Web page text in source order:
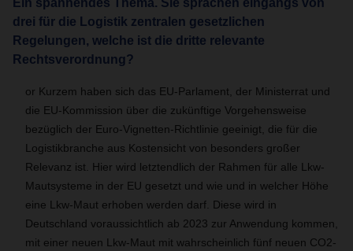
drei für die Logistik zentralen gesetzlichen
Regelungen, welche ist die dritte relevante
Rechtsverordnung?
or Kurzem haben sich das EU-Parlament, der Ministerrat und
die EU-Kommission über die zukünftige Vorgehensweise
bezüglich der Euro-Vignetten-Richtlinie geeinigt, die für die
Logistikbranche aus Kostensicht von besonders großer
Relevanz ist. Hier wird letztendlich der Rahmen für alle Lkw-
Mautsysteme in der EU gesetzt und wie und in welcher Höhe
eine Lkw-Maut erhoben werden darf. Diese wird in
Deutschland voraussichtlich ab 2023 zur Anwendung kommen,
mit einer neuen Lkw-Maut mit wahrscheinlich fünf neuen CO2-